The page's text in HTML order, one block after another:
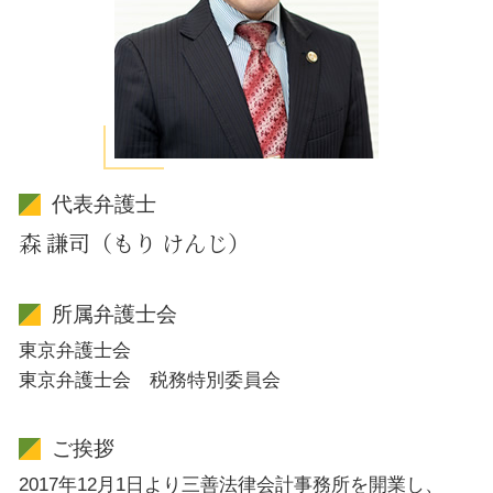
代表弁護士
森 謙司（もり けんじ）
所属弁護士会
東京弁護士会
東京弁護士会 税務特別委員会
ご挨拶
2017年12月1日より三善法律会計事務所を開業し、